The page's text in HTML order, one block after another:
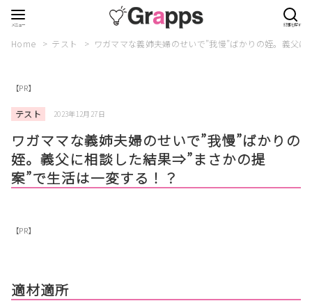
Home テスト ワガママな義姉夫婦のせいで”我慢”ばかりの姪。義父
【PR】
テスト 2023年12月27日
ワガママな義姉夫婦のせいで”我慢”ばかりの
姪。義父に相談した結果⇒”まさかの提
案”で生活は一変する！？
【PR】
適材適所